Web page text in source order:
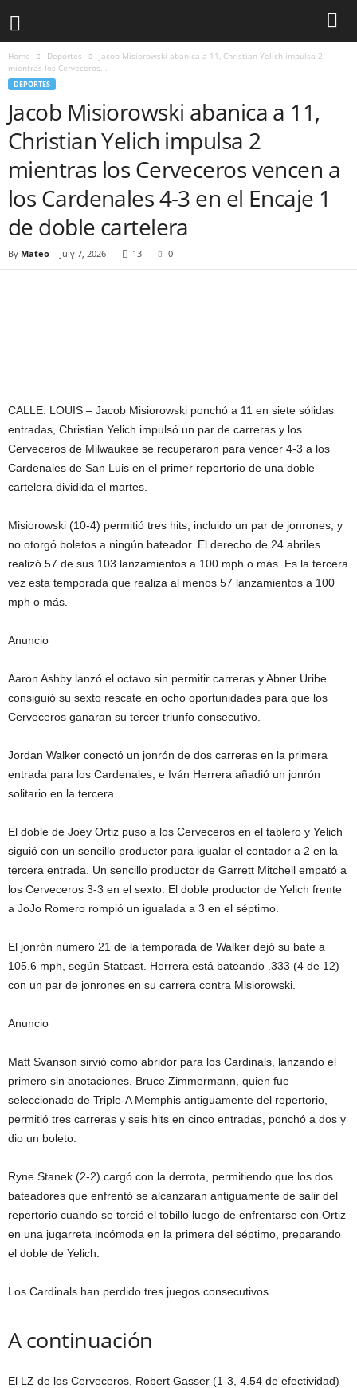
Home Deportes
Jacob Misiorowski abanica a 11, Christian Yelich impulsa 2
mientras los Cerveceros...
DEPORTES
Jacob Misiorowski abanica a 11,
Christian Yelich impulsa 2
mientras los Cerveceros vencen a
los Cardenales 4-3 en el Encaje 1
de doble cartelera
By Mateo - July 7, 2026 13 0
CALLE. LOUIS – Jacob Misiorowski ponchó a 11 en siete sólidas
entradas, Christian Yelich impulsó un par de carreras y los
Cerveceros de Milwaukee se recuperaron para vencer 4-3 a los
Cardenales de San Luis en el primer repertorio de una doble
cartelera dividida el martes.
Misiorowski (10-4) permitió tres hits, incluido un par de jonrones, y
no otorgó boletos a ningún bateador. El derecho de 24 abriles
realizó 57 de sus 103 lanzamientos a 100 mph o más. Es la tercera
vez esta temporada que realiza al menos 57 lanzamientos a 100
mph o más.
Anuncio
Aaron Ashby lanzó el octavo sin permitir carreras y Abner Uribe
consiguió su sexto rescate en ocho oportunidades para que los
Cerveceros ganaran su tercer triunfo consecutivo.
Jordan Walker conectó un jonrón de dos carreras en la primera
entrada para los Cardenales, e Iván Herrera añadió un jonrón
solitario en la tercera.
El doble de Joey Ortiz puso a los Cerveceros en el tablero y Yelich
siguió con un sencillo productor para igualar el contador a 2 en la
tercera entrada. Un sencillo productor de Garrett Mitchell empató a
los Cerveceros 3-3 en el sexto. El doble productor de Yelich frente
a JoJo Romero rompió un igualada a 3 en el séptimo.
El jonrón número 21 de la temporada de Walker dejó su bate a
105.6 mph, según Statcast. Herrera está bateando .333 (4 de 12)
con un par de jonrones en su carrera contra Misiorowski.
Anuncio
Matt Svanson sirvió como abridor para los Cardinals, lanzando el
primero sin anotaciones. Bruce Zimmermann, quien fue
seleccionado de Triple-A Memphis antiguamente del repertorio,
permitió tres carreras y seis hits en cinco entradas, ponchó a dos y
dio un boleto.
Ryne Stanek (2-2) cargó con la derrota, permitiendo que los dos
bateadores que enfrentó se alcanzaran antiguamente de salir del
repertorio cuando se torció el tobillo luego de enfrentarse con Ortiz
en una jugarreta incómoda en la primera del séptimo, preparando
el doble de Yelich.
Los Cardinals han perdido tres juegos consecutivos.
A continuación
El LZ de los Cerveceros, Robert Gasser (1-3, 4.54 de efectividad)